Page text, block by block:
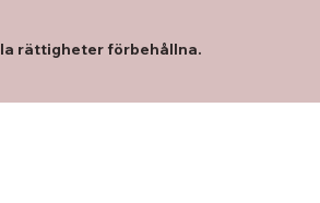
rättigheter förbehållna.